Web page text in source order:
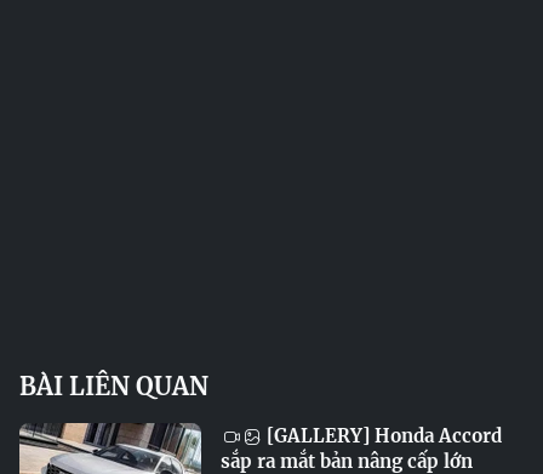
BÀI LIÊN QUAN
[GALLERY] Honda Accord
sắp ra mắt bản nâng cấp lớn